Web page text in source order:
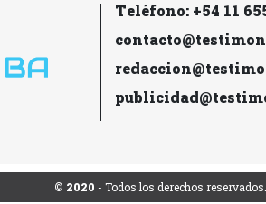
Teléfono: +54 11
© 2020 - Todos los derechos